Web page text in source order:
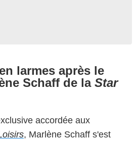
larmes après le
Schaff de la Star
accordée aux
, Marlène Schaff s'est